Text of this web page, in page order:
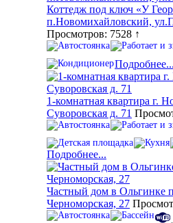
Коттедж под ключ «У
п.Новомихайловский,
Просмотров: 7528 ↑
Подробнее...
1-комнатная квартира г.
Суворовская д. 71
Подробнее...
Частный дом в Ольгинке
Черноморская, 27